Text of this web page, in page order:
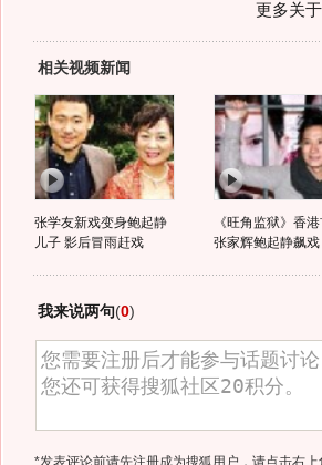
更多关于
相关视频新闻
张学友新戏变身鲍起静
儿子 影后冒雨赶戏
《旺角监狱》香
张家辉鲍起静飙戏
我来说两句(0)
*发表评论前请先注册成为搜狐用户，请点击右上